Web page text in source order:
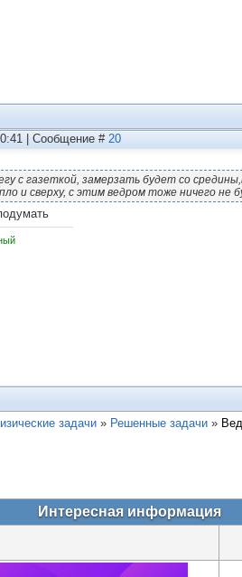
| Сообщение # 20
с газеткой, замерзать будет со
и сверху, с этим ведром тоже ничего не
задачи » Решенные задачи »
Интересная информация